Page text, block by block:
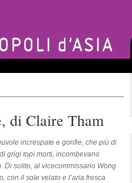
di Claire Tham
increspate e gonfie, che più di
grigi topi morti, incombevano
Di solito, al vicecommissario Wong
con il sole velato e l’aria fresca